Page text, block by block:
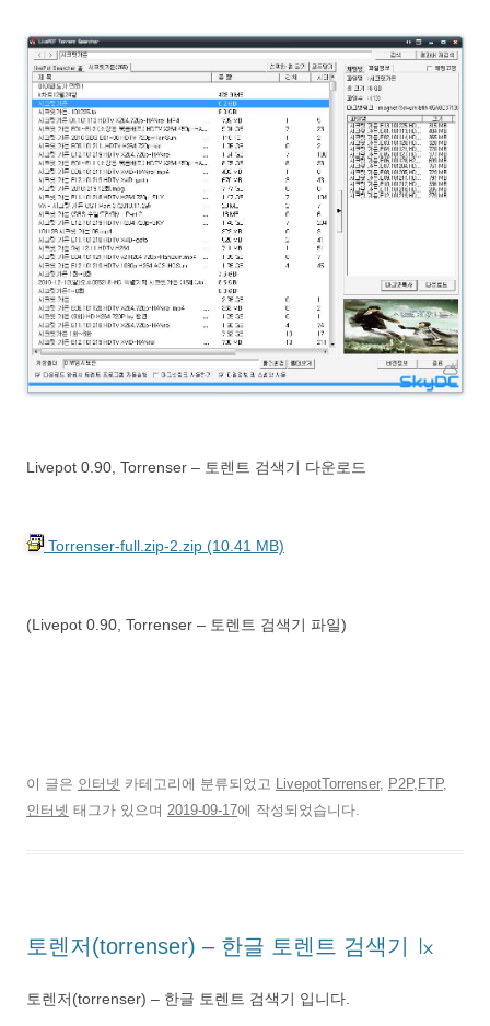
Livepot 0.90, Torrenser – 토렌트 검색기 다운로드
Torrenser-full.zip-2.zip (10.41 MB)
(Livepot 0.90, Torrenser – 토렌트 검색기 파일)
이 글은 인터넷 카테고리에 분류되었고 LivepotTorrenser, P2P,FTP,
인터넷 태그가 있으며 2019-09-17에 작성되었습니다.
토렌저(torrenser) – 한글 토렌트 검색기 ㏓
토렌저(torrenser) – 한글 토렌트 검색기 입니다.